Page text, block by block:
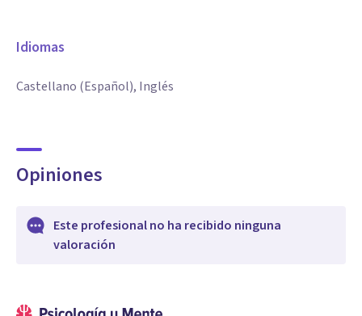
Idiomas
Castellano (Español), Inglés
Opiniones
Este profesional no ha recibido ninguna
valoración